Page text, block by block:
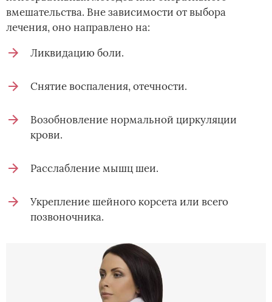
вмешательства. Вне зависимости от выбора
лечения, оно направлено на:
Ликвидацию боли.
Снятие воспаления, отечности.
Возобновление нормальной циркуляции
крови.
Расслабление мышц шеи.
Укрепление шейного корсета или всего
позвоночника.